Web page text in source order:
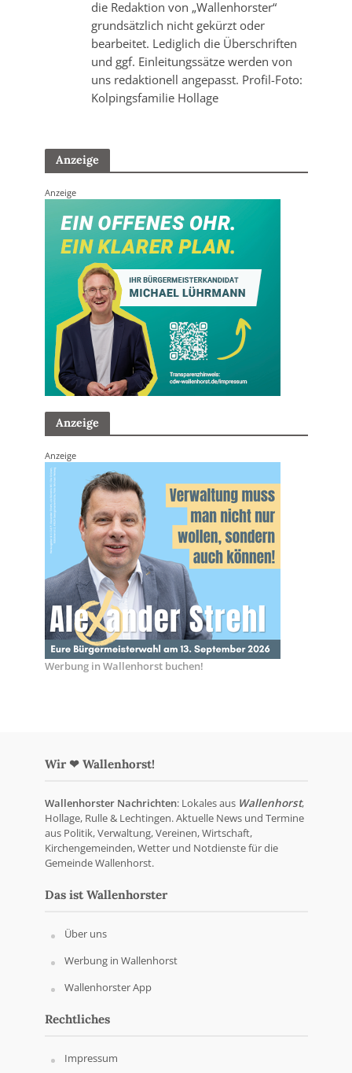
die Redaktion von „Wallenhorster“
grundsätzlich nicht gekürzt oder
bearbeitet. Lediglich die Überschriften
und ggf. Einleitungssätze werden von
uns redaktionell angepasst. Profil-Foto:
Kolpingsfamilie Hollage
Anzeige
Anzeige
Anzeige
Anzeige
Werbung in Wallenhorst buchen!
Wir ❤ Wallenhorst!
Wallenhorster Nachrichten: Lokales aus Wallenhorst,
Hollage, Rulle & Lechtingen. Aktuelle News und Termine
aus Politik, Verwaltung, Vereinen, Wirtschaft,
Kirchengemeinden, Wetter und Notdienste für die
Gemeinde Wallenhorst.
Das ist Wallenhorster
Über uns
Werbung in Wallenhorst
Wallenhorster App
Rechtliches
Impressum